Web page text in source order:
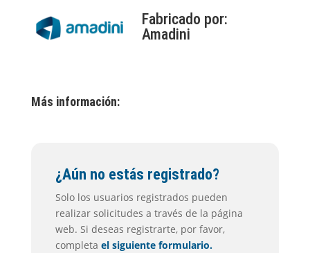
Fabricado por:
Amadini
Más información:
¿Aún no estás registrado?
Solo los usuarios registrados pueden
realizar solicitudes a través de la página
web. Si deseas registrarte, por favor,
completa el siguiente formulario.